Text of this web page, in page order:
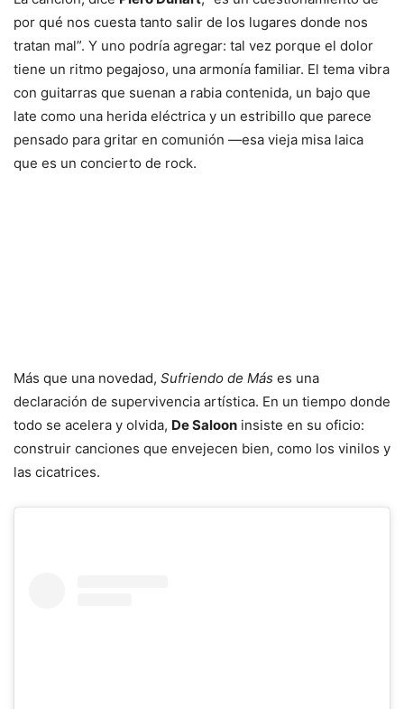
por qué nos cuesta tanto salir de los lugares donde nos
tratan mal”. Y uno podría agregar: tal vez porque el dolor
tiene un ritmo pegajoso, una armonía familiar. El tema vibra
con guitarras que suenan a rabia contenida, un bajo que
late como una herida eléctrica y un estribillo que parece
pensado para gritar en comunión —esa vieja misa laica
que es un concierto de rock.
Más que una novedad, Sufriendo de Más es una
declaración de supervivencia artística. En un tiempo donde
todo se acelera y olvida, De Saloon insiste en su oficio:
construir canciones que envejecen bien, como los vinilos y
las cicatrices.